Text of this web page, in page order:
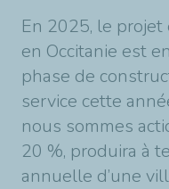
En 2025, le
en Occitanie est
phase de
service cette
nous sommes
20 %, produira à
annuelle d’une